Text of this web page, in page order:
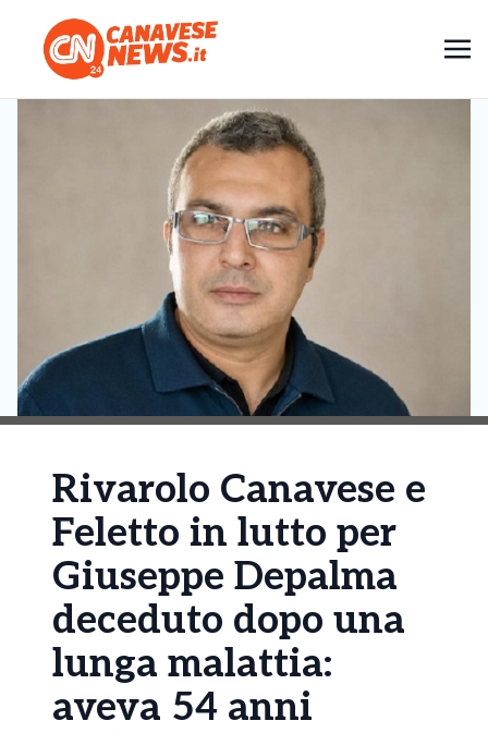
Rivarolo Canavese e
Feletto in lutto per
Giuseppe Depalma
deceduto dopo una
lunga malattia:
aveva 54 anni